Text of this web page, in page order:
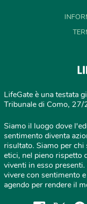
LifeGate è una testata
Tribunale di Como,
Siamo il luogo dove
sentimento diventa
risultato. Siamo per
etici, nel pieno rispetto
viventi in esso
vivere con sentimento
agendo per rendere il